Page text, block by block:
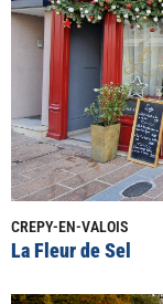
CREPY-EN-VALOIS
La Fleur de Sel